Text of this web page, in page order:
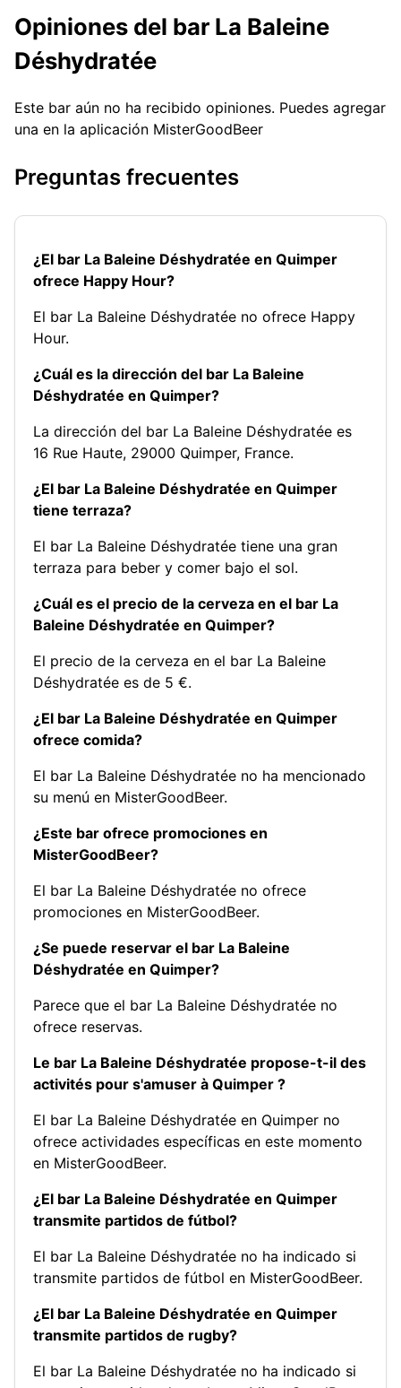
Opiniones del bar La Baleine
Déshydratée
Este bar aún no ha recibido opiniones. Puedes agregar
una en la aplicación MisterGoodBeer
Preguntas frecuentes
¿El bar La Baleine Déshydratée en Quimper
ofrece Happy Hour?
El bar La Baleine Déshydratée no ofrece Happy
Hour.
¿Cuál es la dirección del bar La Baleine
Déshydratée en Quimper?
La dirección del bar La Baleine Déshydratée es
16 Rue Haute, 29000 Quimper, France.
¿El bar La Baleine Déshydratée en Quimper
tiene terraza?
El bar La Baleine Déshydratée tiene una gran
terraza para beber y comer bajo el sol.
¿Cuál es el precio de la cerveza en el bar La
Baleine Déshydratée en Quimper?
El precio de la cerveza en el bar La Baleine
Déshydratée es de 5 €.
¿El bar La Baleine Déshydratée en Quimper
ofrece comida?
El bar La Baleine Déshydratée no ha mencionado
su menú en MisterGoodBeer.
¿Este bar ofrece promociones en
MisterGoodBeer?
El bar La Baleine Déshydratée no ofrece
promociones en MisterGoodBeer.
¿Se puede reservar el bar La Baleine
Déshydratée en Quimper?
Parece que el bar La Baleine Déshydratée no
ofrece reservas.
Le bar La Baleine Déshydratée propose-t-il des
activités pour s'amuser à Quimper ?
El bar La Baleine Déshydratée en Quimper no
ofrece actividades específicas en este momento
en MisterGoodBeer.
¿El bar La Baleine Déshydratée en Quimper
transmite partidos de fútbol?
El bar La Baleine Déshydratée no ha indicado si
transmite partidos de fútbol en MisterGoodBeer.
¿El bar La Baleine Déshydratée en Quimper
transmite partidos de rugby?
El bar La Baleine Déshydratée no ha indicado si